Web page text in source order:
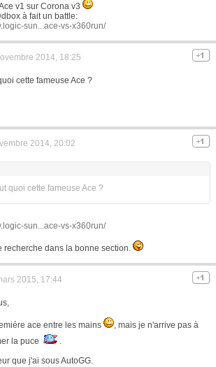
v1 sur Corona v3
à fait un battle:
sun...ace-vs-x360run/
2014, 18:25
cette fameuse Ace ?
2014, 20:02
quoi cette fameuse Ace ?
sun...ace-vs-x360run/
recherche dans la bonne section.
2015, 17:44
ace entre les mains
, mais je n'arrive pas à
la puce
.
que j'ai sous AutoGG.